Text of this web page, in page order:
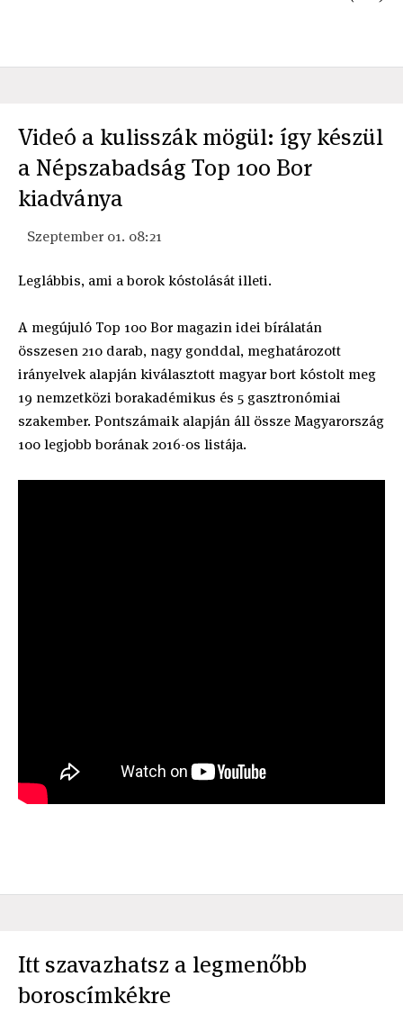
Videó a kulisszák mögül: így készül
a Népszabadság Top 100 Bor
kiadványa
Szeptember 01. 08:21
Leglábbis, ami a borok kóstolását illeti.
A megújuló Top 100 Bor magazin idei bírálatán
összesen 210 darab, nagy gonddal, meghatározott
irányelvek alapján kiválasztott magyar bort kóstolt meg
19 nemzetközi borakadémikus és 5 gasztronómiai
szakember. Pontszámaik alapján áll össze Magyarország
100 legjobb borának 2016-os listája.
Itt szavazhatsz a legmenőbb
boroscímkékre